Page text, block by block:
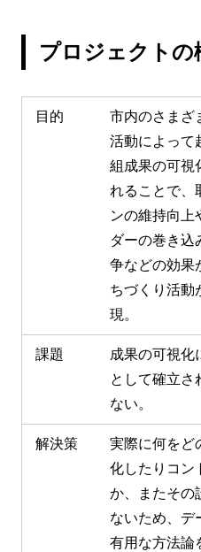
プロジェクトの
目的
市内のさまざ
活動によって
組成果の可視
れることで、
ンの維持向上
ダーの巻き込
争などの効果
ちづくり活動
現。
課題
成果の可視化
として確立さ
ない。
解決策
実際に何をど
化したりコン
か、またその
ないため、デ
有用な方法論